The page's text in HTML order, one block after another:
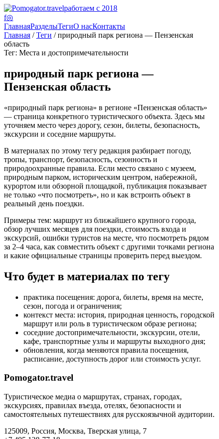
работаем с 2018
f◎
ГлавнаяРазделыТегиО насКонтакты
Главная /Теги / природный парк региона — Пензенская
область
Тег: Места и достопримечательности
природный парк региона —
Пензенская область
«природный парк региона» в регионе «Пензенская область»
— страница конкретного туристического объекта. Здесь мы
уточняем место через дорогу, сезон, билеты, безопасность,
экскурсии и соседние маршруты.
В материалах по этому тегу редакция разбирает погоду,
тропы, транспорт, безопасность, сезонность и
природоохранные правила. Если место связано с музеем,
природным парком, историческим центром, набережной,
курортом или обзорной площадкой, публикация показывает
не только «что посмотреть», но и как встроить объект в
реальный день поездки.
Примеры тем: маршрут из ближайшего крупного города,
обзор лучших месяцев для поездки, стоимость входа и
экскурсий, ошибки туристов на месте, что посмотреть рядом
за 2–4 часа, как совместить объект с другими точками региона
и какие официальные страницы проверить перед выездом.
Что будет в материалах по тегу
практика посещения: дорога, билеты, время на месте,
сезон, погода и ограничения;
контекст места: история, природная ценность, городской
маршрут или роль в туристическом образе региона;
соседние достопримечательности, экскурсии, отели,
кафе, транспортные узлы и маршруты выходного дня;
обновления, когда меняются правила посещения,
расписание, доступность дорог или стоимость услуг.
Pomogator.travel
Туристическое медиа о маршрутах, странах, городах,
экскурсиях, правилах въезда, отелях, безопасности и
самостоятельных путешествиях для русскоязычной аудитории.
125009, Россия, Москва, Тверская улица, 7